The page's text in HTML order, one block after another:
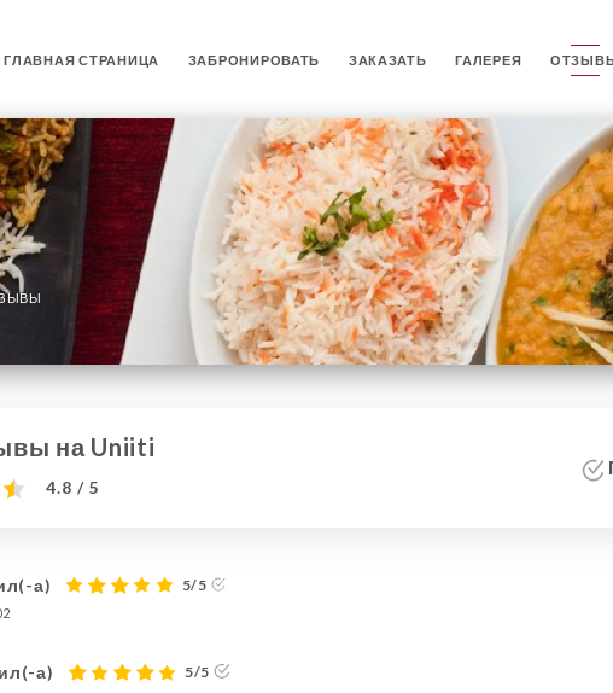
ГЛАВНАЯ СТРАНИЦА ЗАБРОНИРОВАТЬ ЗАКАЗАТЬ ГАЛЕРЕЯ
на Uniiti
4.8 / 5
а) 5/5
а) 5/5